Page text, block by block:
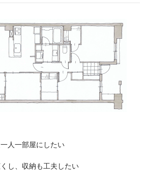
人一部屋にしたい
し、収納も工夫したい